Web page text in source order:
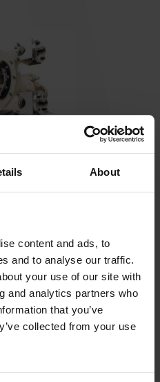
About
content and ads, to
and to analyse our traffic.
your use of our site with
and analytics partners who
that you’ve
collected from your use
HD40, HDX40
16 bar